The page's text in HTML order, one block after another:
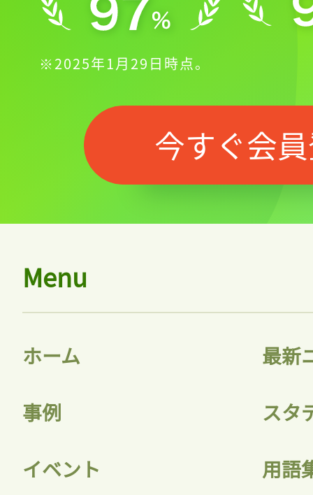
会員登録
※2025年1月29日時点。
今すぐ会
Menu
ホーム 最新
事例 スタ
イベント 用語